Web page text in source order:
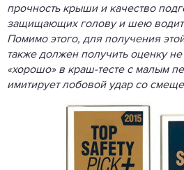
прочность крыши и качество
защищающих голову и шею
Помимо этого, для получения
также должен получить оценку
«хорошо» в краш-тесте с малым
имитирует лобовой удар со